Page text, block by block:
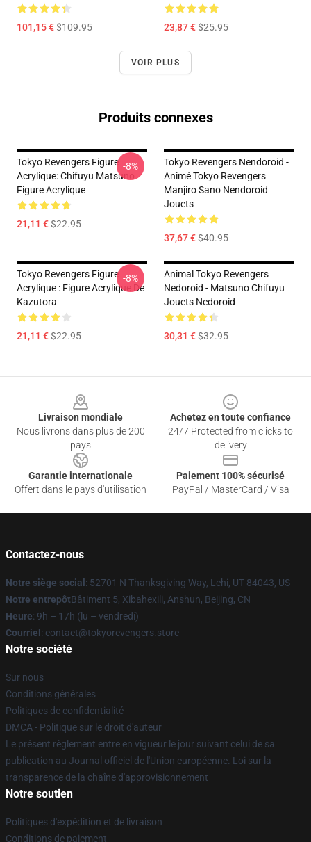
101,15 €$109.95 23,87 €$25.95
VOIR PLUS
Produits connexes
Tokyo Revengers Figure
Acrylique: Chifuyu Matsuno
Figure Acrylique
21,11 €$22.95
-8%
Tokyo Revengers Nendoroid -
Animé Tokyo Revengers
Manjiro Sano Nendoroid
Jouets
37,67 €$40.95
Tokyo Revengers Figure
Acrylique : Figure Acrylique De
Kazutora
21,11 €$22.95
-8%
Animal Tokyo Revengers
Nedoroid - Matsuno Chifuyu
Jouets Nedoroid
30,31 €$32.95
Livraison mondiale
Nous livrons dans plus de 200
pays
Achetez en toute confiance
24/7 Protected from clicks to
delivery
Garantie internationale
Offert dans le pays d'utilisation
Paiement 100% sécurisé
PayPal / MasterCard / Visa
Contactez-nous
Notre siège social : 52701 N Thanksgiving Way, Lehi, UT 84043, US
Notre entrepôtBâtiment 5, Xibahexili, Anshun, Beijing, CN
Heure: 9h – 17h (lu – vendredi)
Courriel : contact@tokyorevengers.store
Notre société
Sur nous
Conditions générales
Politiques de confidentialité
DMCA - Politique sur le droit d'auteur
Le présent règlement entre en vigueur le jour suivant celui de sa
publication au Journal officiel de l'Union européenne. Loi sur la
transparence de la chaîne d'approvisionnement
Notre soutien
Politiques d'expédition et de livraison
Conditions de paiement